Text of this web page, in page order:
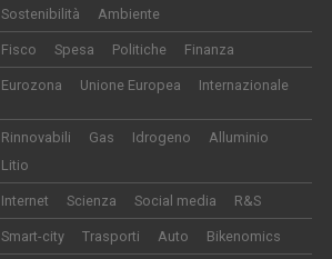
Sostenibilità Ambiente
Fisco Spesa Politiche Finanza
Eurozona Unione Europea Internazionale
Rinnovabili Gas Idrogeno
Alluminio
Litio
Internet Scienza Social media R&S
Smart-city Trasporti Auto Bikenomics